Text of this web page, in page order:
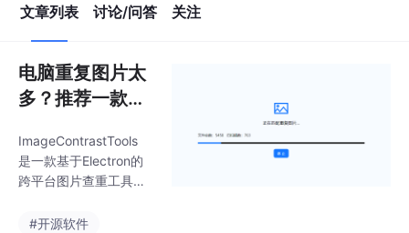
文章列表 讨论/问答 关注
电脑重复图片太
多？推荐一款开
具ImageContra
stTools
ImageContrastTools
是一款基于Electron的
跨平台图片查重工具，
文件识别与可视化处
#开源软件